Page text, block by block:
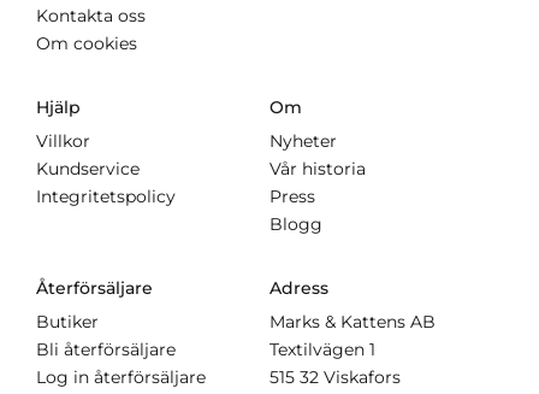
Kontakta oss
Om cookies
Hjälp
Villkor
Kundservice
Integritetspolicy
Om
Nyheter
Vår historia
Press
Blogg
Återförsäljare
Butiker
Bli återförsäljare
Log in återförsäljare
Adress
Marks & Kattens AB
Textilvägen 1
515 32 Viskafors